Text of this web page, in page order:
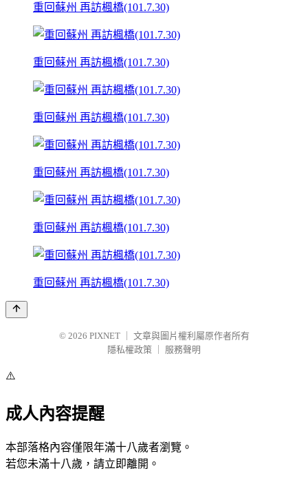
重回蘇州 再訪楓橋(101.7.30)
重回蘇州 再訪楓橋(101.7.30)
重回蘇州 再訪楓橋(101.7.30)
重回蘇州 再訪楓橋(101.7.30)
重回蘇州 再訪楓橋(101.7.30)
重回蘇州 再訪楓橋(101.7.30)
© 2026 PIXNET
文章與圖片權利屬原作者所有
隱私權政策
服務聲明
⚠️
成人內容提醒
本部落格內容僅限年滿十八歲者瀏覽。
若您未滿十八歲，請立即離開。